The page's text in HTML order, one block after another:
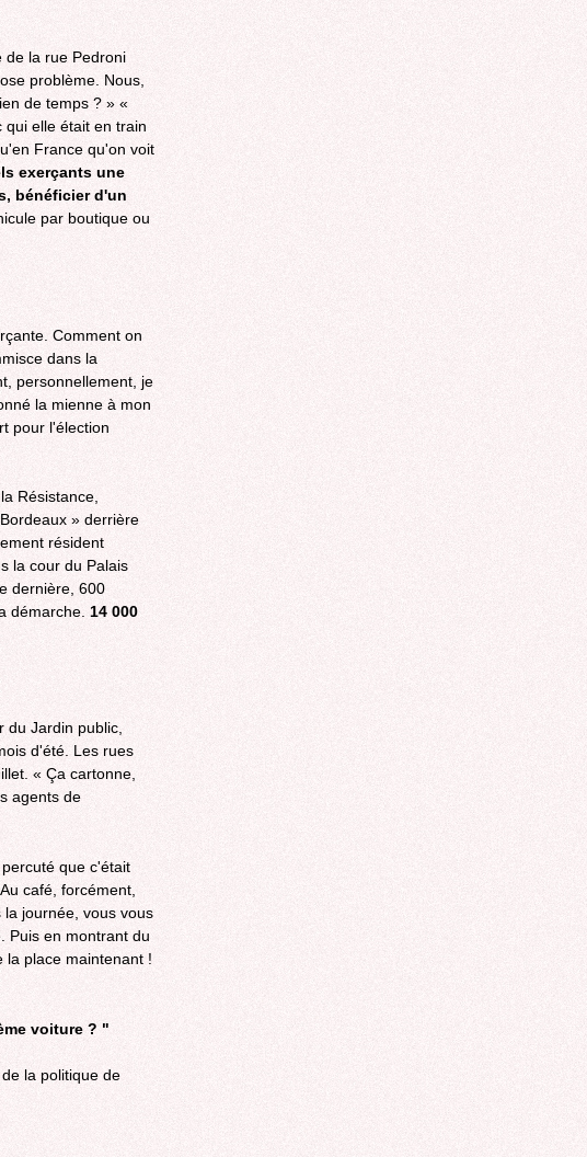
de la rue Pedroni
problème. Nous,
de temps ? » «
qui elle était en train
France qu'on voit
exerçants une
bénéficier d'un
par boutique ou
Comment on
dans la
personnellement, je
la mienne à mon
pour l'élection
Résistance,
» derrière
résident
la cour du Palais
dernière, 600
démarche. 14 000
du Jardin public,
d'été. Les rues
« Ça cartonne,
agents de
que c'était
café, forcément,
journée, vous vous
Puis en montrant du
la place maintenant !
voiture ? "
la politique de